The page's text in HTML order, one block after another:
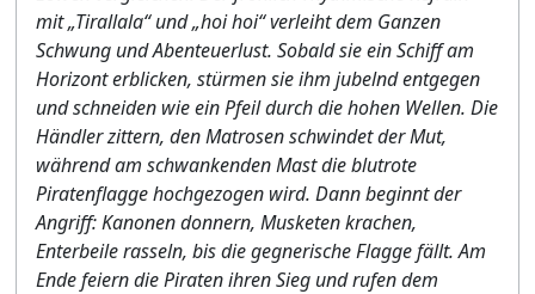
mit „Tirallala“ und „hoi hoi“ verleiht dem Ganzen
Schwung und Abenteuerlust. Sobald sie ein Schiff am
Horizont erblicken, stürmen sie ihm jubelnd entgegen
und schneiden wie ein Pfeil durch die hohen Wellen. Die
Händler zittern, den Matrosen schwindet der Mut,
während am schwankenden Mast die blutrote
Piratenflagge hochgezogen wird. Dann beginnt der
Angriff: Kanonen donnern, Musketen krachen,
Enterbeile rasseln, bis die gegnerische Flagge fällt. Am
Ende feiern die Piraten ihren Sieg und rufen dem